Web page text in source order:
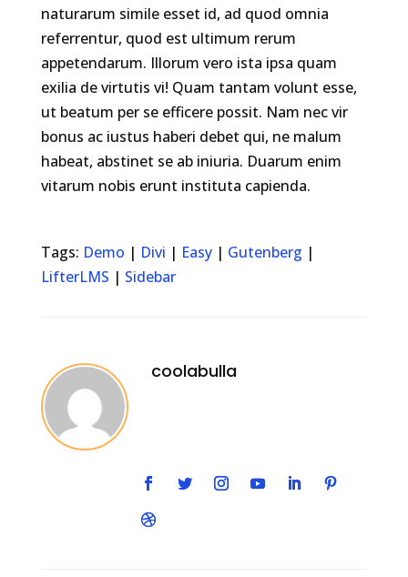
naturarum simile esset id, ad quod omnia
referrentur, quod est ultimum rerum
appetendarum. Illorum vero ista ipsa quam
exilia de virtutis vi! Quam tantam volunt esse,
ut beatum per se efficere possit. Nam nec vir
bonus ac iustus haberi debet qui, ne malum
habeat, abstinet se ab iniuria. Duarum enim
vitarum nobis erunt instituta capienda.
Tags: Demo | Divi | Easy| Gutenberg |
LifterLMS | Sidebar
coolabulla